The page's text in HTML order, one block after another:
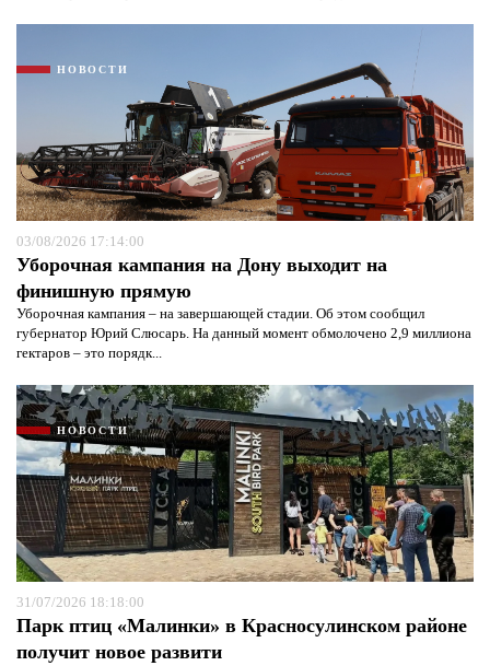
НОВОСТИ
03/08/2026 17:14:00
Уборочная кампания на Дону выходит на
финишную прямую
Уборочная кампания – на завершающей стадии. Об этом сообщил
губернатор Юрий Слюсарь. На данный момент обмолочено 2,9 миллиона
гектаров – это порядк...
НОВОСТИ
31/07/2026 18:18:00
Парк птиц «Малинки» в Красносулинском районе
получит новое развити